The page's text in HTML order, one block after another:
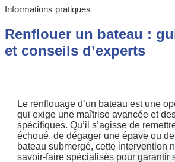
Informations pratiques
Renflouer un bateau :
et conseils d’experts
Le renflouage d’un bateau est une
qui exige une maîtrise avancée et
spécifiques. Qu’il s’agisse de
échoué, de dégager une épave ou
bateau submergé, cette intervention
savoir-faire spécialisés pour garantir